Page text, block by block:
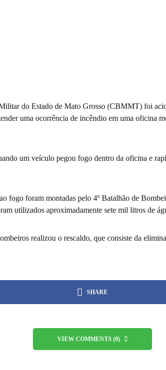
do Estado de Mato Grosso (CBMMT) foi
uma ocorrência de incêndio em uma oficina
um veículo pegou fogo dentro da oficina e
fogo foram montadas pelo 4º Batalhão de
utilizados aproximadamente sete mil litros de
realizou o rescaldo, que consiste da
SHARE
VIEW COMMENTS (0)